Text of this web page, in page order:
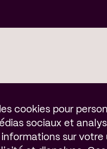
cookies pour
sociaux et
sur